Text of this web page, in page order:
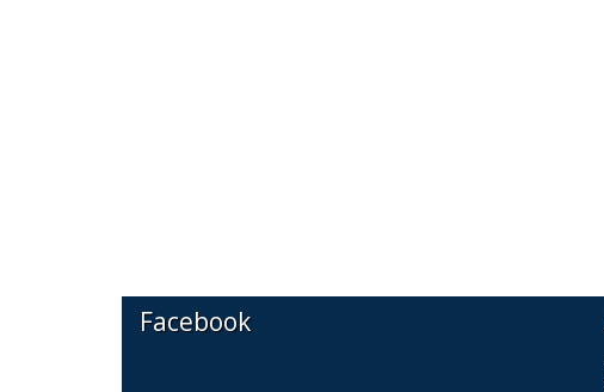
Facebook